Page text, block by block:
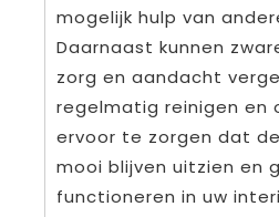
mogelijk hulp van
Daarnaast kunnen
zorg en aandacht
regelmatig reinigen en
ervoor te zorgen dat
mooi blijven uitzien en
functioneren in uw